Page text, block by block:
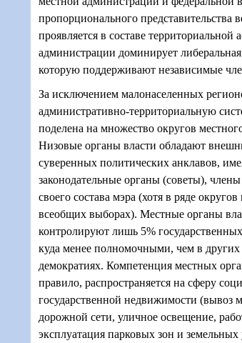
пропорционального представительства
проявляется в составе территориальной
администрации доминирует
которую поддерживают независимые
За исключением малонаселенных
административно-территориальную
поделена на множество округов
Низовые органы власти обладают
суверенных политических анклавов,
законодательные органы (советы),
своего состава мэра (хотя в ряде
всеобщих выборах). Местные органы
контролируют лишь 5%
куда менее полномочными, чем в других
демократиях. Компетенция местных
правило, распространяется на сферу
государственной недвижимости (вывоз
дорожной сети, уличное освещение,
эксплуатация парковых зон и земельных